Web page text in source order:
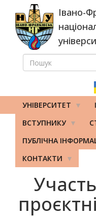
основного
вмісту
Івано-
ПОШУК
УНІВЕРСИТЕТ
ВСТУПНИКУ
ПУБЛІЧНА
КОНТАКТИ